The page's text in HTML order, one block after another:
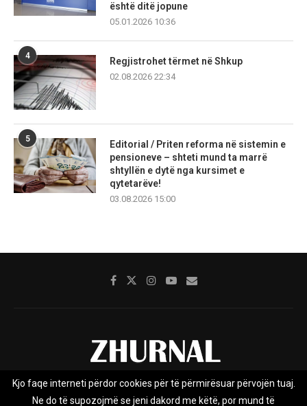
është ditë jopune
05.01.2026 10:36
4
Regjistrohet tërmet në Shkup
02.08.2026 22:34
5
Editorial / Priten reforma në sistemin e
pensioneve – shteti mund ta marrë
shtyllën e dytë nga kursimet e
qytetarëve!
03.08.2026 15:00
Rreth nesh Impresumi Marketing
Kjo faqe interneti përdor cookies për të përmirësuar përvojën tuaj.
Ne do të supozojmë se jeni dakord me këtë, por mund të